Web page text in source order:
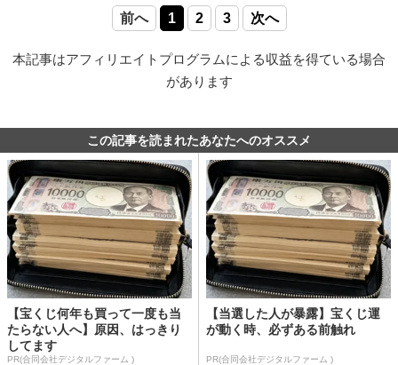
前へ 1 2 3 次へ
本記事はアフィリエイトプログラムによる収益を得ている場合
があります
この記事を読まれたあなたへのオススメ
【宝くじ何年も買って一度も当
たらない人へ】原因、はっきり
してます
PR(合同会社デジタルファーム )
【当選した人が暴露】宝くじ運
が動く時、必ずある前触れ
PR(合同会社デジタルファーム )